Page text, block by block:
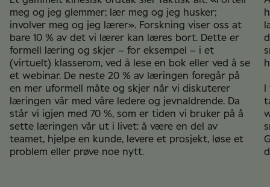
meg og jeg glemmer; lær meg og jeg husker;
involver meg og jeg lærer». Forskning viser oss at
bare 10 % av det vi lærer kan læres bort. Dette er
formell læring og skjer – for eksempel – i et
(virtuelt) klasserom, ved å lese en bok eller ved å se
et webinar. De neste 20 % av læringen foregår på
en mer uformell måte og skjer når vi diskuterer
læringen vår med våre ledere og jevnaldrende. Da
står vi igjen med 70 %, som er tiden vi bruker på å
sette læringen vår ut i livet: å være en del av
teamet, hjelpe en kunde, levere et prosjekt, løse et
problem eller prøve noe nytt.